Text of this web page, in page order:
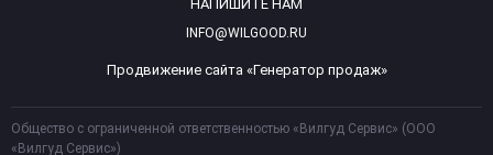
НАПИШИТЕ НАМ
INFO@WILGOOD.RU
Продвижение сайта «Генератор продаж»
Общество с ограниченной ответственностью «Вилгуд Сервис» (ООО
«Вилгуд Сервис»)